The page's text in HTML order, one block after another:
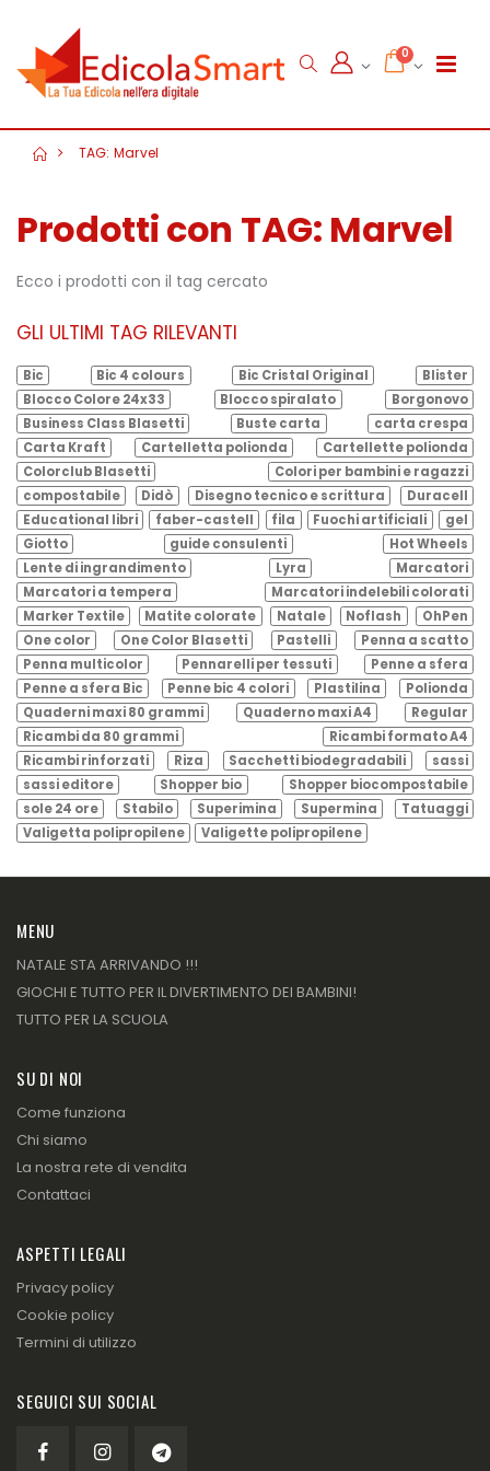
0
TAG: Marvel
Prodotti con TAG: Marvel
Ecco i prodotti con il tag cercato
GLI ULTIMI TAG RILEVANTI
Bic Bic 4 colours Bic Cristal Original
Blister
Blocco Colore 24x33
Blocco spiralato
Borgonovo
Business Class Blasetti
Buste carta
carta crespa
Carta Kraft
Cartelletta polionda
Cartellette polionda
Colorclub Blasetti
Colori per bambini e ragazzi
compostabile
Didò Disegno tecnico e scrittura
Duracell
Educational libri
faber-castell fila Fuochi artificiali
gel
Giotto
guide consulenti
Hot Wheels
Lente di ingrandimento
Lyra
Marcatori
Marcatori a tempera
Marcatori indelebili colorati
Marker Textile
Matite colorate Natale Noflash
OhPen
One color
One Color Blasetti Pastelli
Penna a scatto
Penna multicolor
Pennarelli per tessuti
Penne a sfera
Penne a sfera Bic
Penne bic 4 colori Plastilina
Polionda
Quaderni maxi 80 grammi
Quaderno maxi A4
Regular
Ricambi da 80 grammi
Ricambi formato A4
Ricambi rinforzati
Riza Sacchetti biodegradabili
sassi
sassi editore
Shopper bio
Shopper biocompostabile
sole 24 ore
Stabilo Superimina Supermina
Tatuaggi
Valigetta polipropilene
Valigette polipropilene
MENU
NATALE STA ARRIVANDO !!!
GIOCHI E TUTTO PER IL DIVERTIMENTO DEI BAMBINI!
TUTTO PER LA SCUOLA
SU DI NOI
Come funziona
Chi siamo
La nostra rete di vendita
Contattaci
ASPETTI LEGALI
Privacy policy
Cookie policy
Termini di utilizzo
SEGUICI SUI SOCIAL